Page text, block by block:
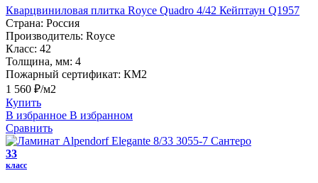
Кварцвиниловая плитка Royce Quadro 4/42 Кейптаун Q1957
Страна: Россия
Производитель: Royce
Класс: 42
Толщина, мм: 4
Пожарный сертификат: КМ2
1 560 ₽/м2
Купить
В избранное В избранном
Сравнить
33
класс